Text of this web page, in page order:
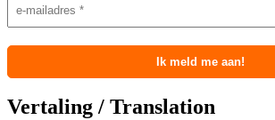
Vertaling / Translation